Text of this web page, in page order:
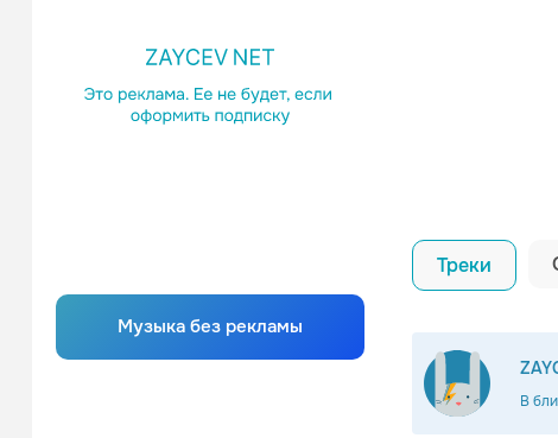
Музыка без рекламы
Треки
В